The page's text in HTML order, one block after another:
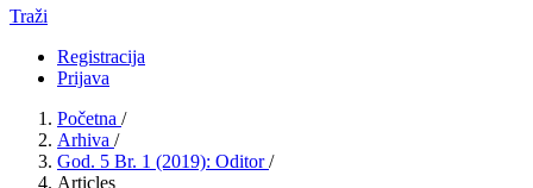
Traži
Registracija
Prijava
Početna /
Arhiva /
God. 5 Br. 1 (2019): Oditor/
Articles